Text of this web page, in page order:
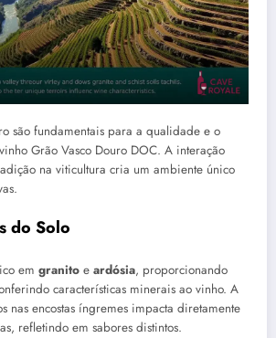
são fundamentais para a qualidade e o
Grão Vasco Douro DOC. A interação
na viticultura cria um ambiente único
do Solo
em granito e ardósia, proporcionando
características minerais ao vinho. A
nas encostas íngremes impacta diretamente
refletindo em sabores distintos.